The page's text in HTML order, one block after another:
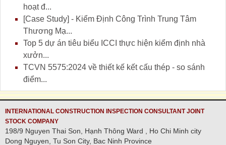
hoạt đ...
[Case Study] - Kiểm Định Công Trình Trung Tâm
Thương Mạ...
Top 5 dự án tiêu biểu ICCI thực hiện kiểm định nhà
xưởn...
TCVN 5575:2024 về thiết kế kết cấu thép - so sánh
điểm...
INTERNATIONAL CONSTRUCTION INSPECTION CONSULTANT JOINT
STOCK COMPANY
198/9 Nguyen Thai Son, Hạnh Thông Ward , Ho Chi Minh city
Dong Nguyen, Tu Son City, Bac Ninh Province